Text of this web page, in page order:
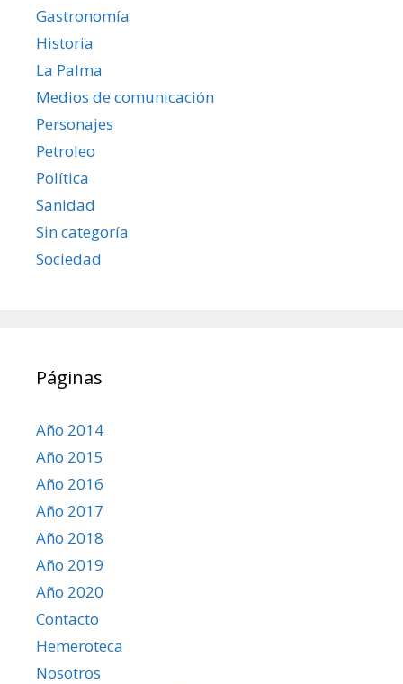
Gastronomía
Historia
La Palma
Medios de comunicación
Personajes
Petroleo
Política
Sanidad
Sin categoría
Sociedad
Páginas
Año 2014
Año 2015
Año 2016
Año 2017
Año 2018
Año 2019
Año 2020
Contacto
Hemeroteca
Nosotros